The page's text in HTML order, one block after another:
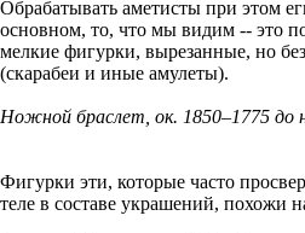
Обрабатывать аметисты при этом
основном, то, что мы видим -- это
мелкие фигурки, вырезанные, но
(скарабеи и иные амулеты).
Ножной браслет, ок. 1850–1775 до
Фигурки эти, которые часто
теле в составе украшений, похожи